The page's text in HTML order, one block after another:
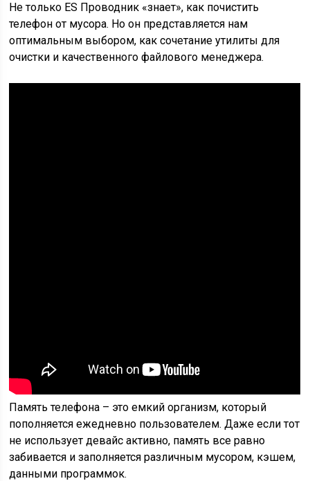
Не только ES Проводник «знает», как почистить
телефон от мусора. Но он представляется нам
оптимальным выбором, как сочетание утилиты для
очистки и качественного файлового менеджера.
Память телефона – это емкий организм, который
пополняется ежедневно пользователем. Даже если тот
не использует девайс активно, память все равно
забивается и заполняется различным мусором, кэшем,
данными программок.